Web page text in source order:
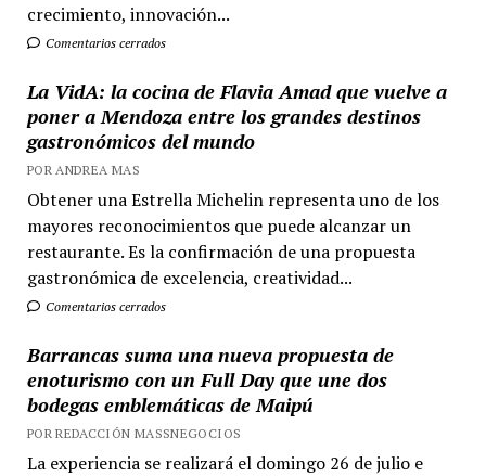
crecimiento, innovación...
Comentarios cerrados
La VidA: la cocina de Flavia Amad que vuelve a
poner a Mendoza entre los grandes destinos
gastronómicos del mundo
POR ANDREA MAS
Obtener una Estrella Michelin representa uno de los
mayores reconocimientos que puede alcanzar un
restaurante. Es la confirmación de una propuesta
gastronómica de excelencia, creatividad...
Comentarios cerrados
Barrancas suma una nueva propuesta de
enoturismo con un Full Day que une dos
bodegas emblemáticas de Maipú
POR REDACCIÓN MASSNEGOCIOS
La experiencia se realizará el domingo 26 de julio e